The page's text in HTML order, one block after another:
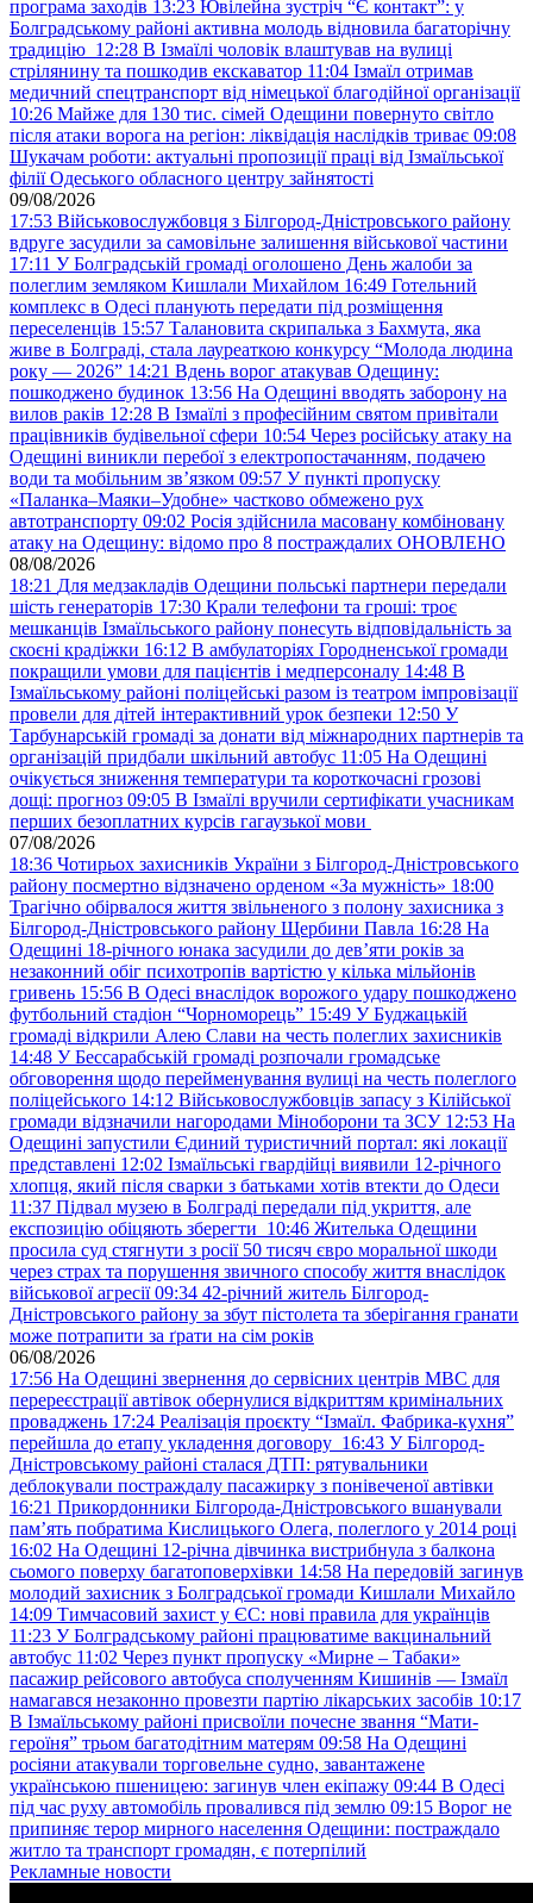
програма заходів 13:23 Ювілейна зустріч “Є контакт”: у
Болградському районі активна молодь відновила багаторічну
традицію 12:28 В Ізмаїлі чоловік влаштував на вулиці
стрілянину та пошкодив екскаватор 11:04 Ізмаїл отримав
медичний спецтранспорт від німецької благодійної організації
10:26 Майже для 130 тис. сімей Одещини повернуто світло
після атаки ворога на регіон: ліквідація наслідків триває 09:08
Шукачам роботи: актуальні пропозиції праці від Ізмаїльської
філії Одеського обласного центру зайнятості
09/08/2026
17:53 Військовослужбовця з Білгород-Дністровського району
вдруге засудили за самовільне залишення військової частини
17:11 У Болградській громаді оголошено День жалоби за
полеглим земляком Кишлали Михайлом 16:49 Готельний
комплекс в Одесі планують передати під розміщення
переселенців 15:57 Талановита скрипалька з Бахмута, яка
живе в Болграді, стала лауреаткою конкурсу “Молода людина
року — 2026” 14:21 Вдень ворог атакував Одещину:
пошкоджено будинок 13:56 На Одещині вводять заборону на
вилов раків 12:28 В Ізмаїлі з професійним святом привітали
працівників будівельної сфери 10:54 Через російську атаку на
Одещині виникли перебої з електропостачанням, подачею
води та мобільним звʼязком 09:57 У пункті пропуску
«Паланка–Маяки–Удобне» частково обмежено рух
автотранспорту 09:02 Росія здійснила масовану комбіновану
атаку на Одещину: відомо про 8 постраждалих ОНОВЛЕНО
08/08/2026
18:21 Для медзакладів Одещини польські партнери передали
шість генераторів 17:30 Крали телефони та гроші: троє
мешканців Ізмаїльського району понесуть відповідальність за
скоєні крадіжки 16:12 В амбулаторіях Городненської громади
покращили умови для пацієнтів і медперсоналу 14:48 В
Ізмаїльському районі поліцейські разом із театром імпровізації
провели для дітей інтерактивний урок безпеки 12:50 У
Тарбунарській громаді за донати від міжнародних партнерів та
організацій придбали шкільний автобус 11:05 На Одещині
очікується зниження температури та короткочасні грозові
дощі: прогноз 09:05 В Ізмаїлі вручили сертифікати учасникам
перших безоплатних курсів гагаузької мови
07/08/2026
18:36 Чотирьох захисників України з Білгород-Дністровського
району посмертно відзначено орденом «За мужність» 18:00
Трагічно обірвалося життя звільненого з полону захисника з
Білгород-Дністровського району Щербини Павла 16:28 На
Одещині 18-річного юнака засудили до дев’яти років за
незаконний обіг психотропів вартістю у кілька мільйонів
гривень 15:56 В Одесі внаслідок ворожого удару пошкоджено
футбольний стадіон “Чорноморець” 15:49 У Буджацькій
громаді відкрили Алею Слави на честь полеглих захисників
14:48 У Бессарабській громаді розпочали громадське
обговорення щодо перейменування вулиці на честь полеглого
поліцейського 14:12 Військовослужбовців запасу з Кілійської
громади відзначили нагородами Міноборони та ЗСУ 12:53 На
Одещині запустили Єдиний туристичний портал: які локації
представлені 12:02 Ізмаїльські гвардійці виявили 12-річного
хлопця, який після сварки з батьками хотів втекти до Одеси
11:37 Підвал музею в Болграді передали під укриття, але
експозицію обіцяють зберегти 10:46 Жителька Одещини
просила суд стягнути з росії 50 тисяч євро моральної шкоди
через страх та порушення звичного способу життя внаслідок
військової агресії 09:34 42-річний житель Білгород-
Дністровського району за збут пістолета та зберігання гранати
може потрапити за ґрати на сім років
06/08/2026
17:56 На Одещині звернення до сервісних центрів МВС для
перереєстрації автівок обернулися відкриттям кримінальних
проваджень 17:24 Реалізація проєкту “Ізмаїл. Фабрика-кухня”
перейшла до етапу укладення договору 16:43 У Білгород-
Дністровському районі сталася ДТП: рятувальники
деблокували постраждалу пасажирку з понівеченої автівки
16:21 Прикордонники Білгорода-Дністровського вшанували
пам’ять побратима Кислицького Олега, полеглого у 2014 році
16:02 На Одещині 12-річна дівчинка вистрибнула з балкона
сьомого поверху багатоповерхівки 14:58 На передовій загинув
молодий захисник з Болградської громади Кишлали Михайло
14:09 Тимчасовий захист у ЄС: нові правила для українців
11:23 У Болградському районі працюватиме вакцинальний
автобус 11:02 Через пункт пропуску «Мирне – Табаки»
пасажир рейсового автобуса сполученням Кишинів — Ізмаїл
намагався незаконно провезти партію лікарських засобів 10:17
В Ізмаїльському районі присвоїли почесне звання “Мати-
героїня” трьом багатодітним матерям 09:58 На Одещині
росіяни атакували торговельне судно, завантажене
українською пшеницею: загинув член екіпажу 09:44 В Одесі
під час руху автомобіль провалився під землю 09:15 Ворог не
припиняє терор мирного населення Одещини: постраждало
житло та транспорт громадян, є потерпілий
Рекламные новости